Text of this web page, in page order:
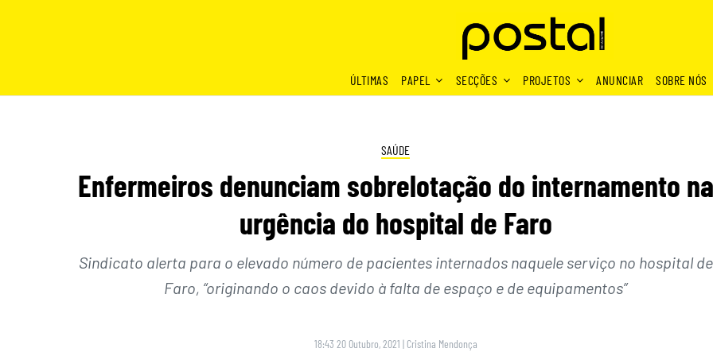
ÚLTIMAS
PAPEL SECÇÕES PROJETOS ANUNCIAR SOBRE NÓS
SAÚDE
Enfermeiros denunciam sobrelotação do internamento na
urgência do hospital de Faro
Sindicato alerta para o elevado número de pacientes internados naquele serviço no hospital de
Faro, “originando o caos devido à falta de espaço e de equipamentos”
18:43 20 Outubro, 2021 | Cristina Mendonça